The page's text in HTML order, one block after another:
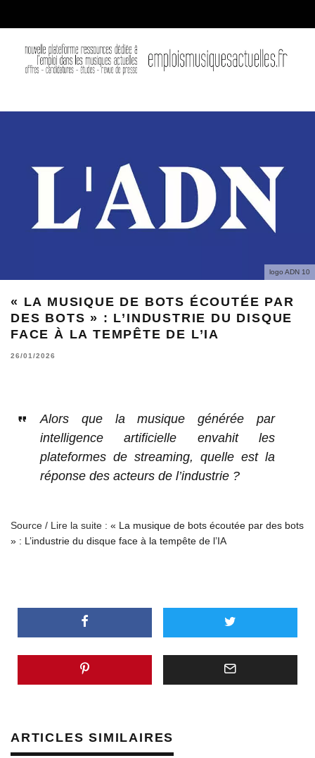
logo ADN 10
« LA MUSIQUE DE BOTS ÉCOUTÉE PAR
DES BOTS » : L’INDUSTRIE DU DISQUE
FACE À LA TEMPÊTE DE L’IA
26/01/2026
Alors que la musique générée par
intelligence artificielle envahit les
plateformes de streaming, quelle est la
réponse des acteurs de l’industrie ?
Source / Lire la suite : « La musique de bots écoutée par des bots
» : L’industrie du disque face à la tempête de l’IA
ARTICLES SIMILAIRES